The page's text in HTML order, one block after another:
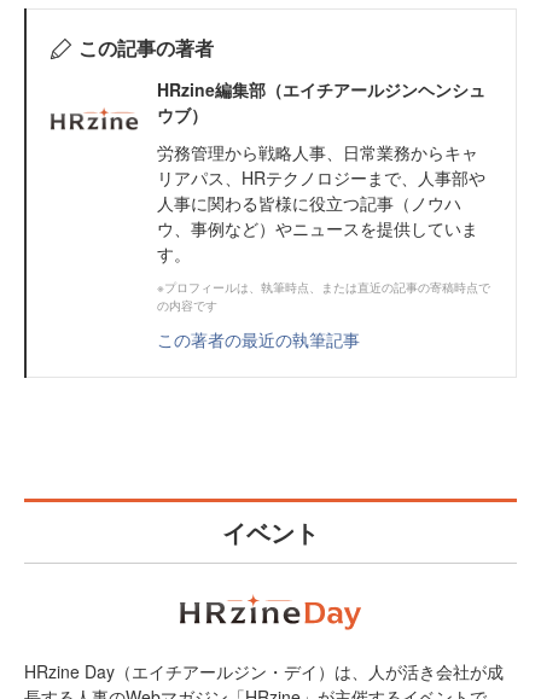
この記事の著者
HRzine編集部（エイチアールジンヘンシュ
ウブ）
労務管理から戦略人事、日常業務からキャ
リアパス、HRテクノロジーまで、人事部や
人事に関わる皆様に役立つ記事（ノウハ
ウ、事例など）やニュースを提供していま
す。
※プロフィールは、執筆時点、または直近の記事の寄稿時点で
の内容です
この著者の最近の執筆記事
イベント
HRzine Day（エイチアールジン・デイ）は、人が活き会社が成